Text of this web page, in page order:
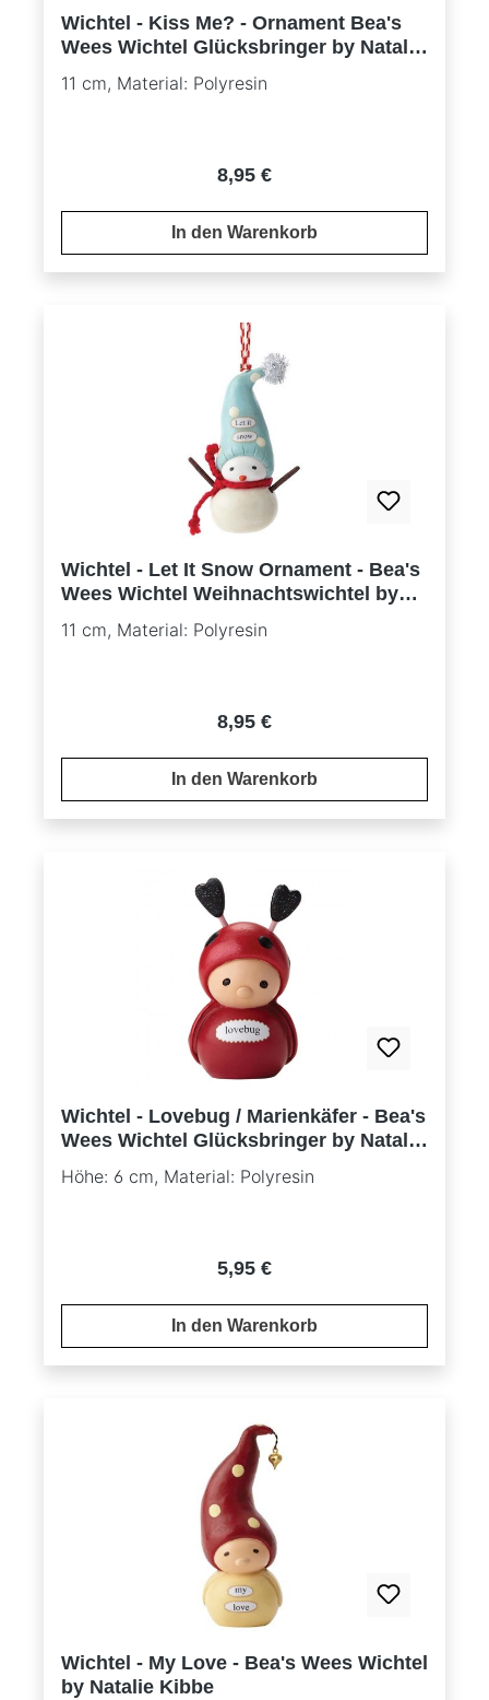
Wichtel - Kiss Me? - Ornament Bea's
Wees Wichtel Glücksbringer by Natalie
Kibbe
11 cm, Material: Polyresin
Regulärer Preis:
8,95 €
In den Warenkorb
Wichtel - Let It Snow Ornament - Bea's
Wees Wichtel Weihnachtswichtel by
Natalie Kibbe
11 cm, Material: Polyresin
Regulärer Preis:
8,95 €
In den Warenkorb
Wichtel - Lovebug / Marienkäfer - Bea's
Wees Wichtel Glücksbringer by Natalie
Kibbe
Höhe: 6 cm, Material: Polyresin
Regulärer Preis:
5,95 €
In den Warenkorb
Wichtel - My Love - Bea's Wees Wichtel
by Natalie Kibbe